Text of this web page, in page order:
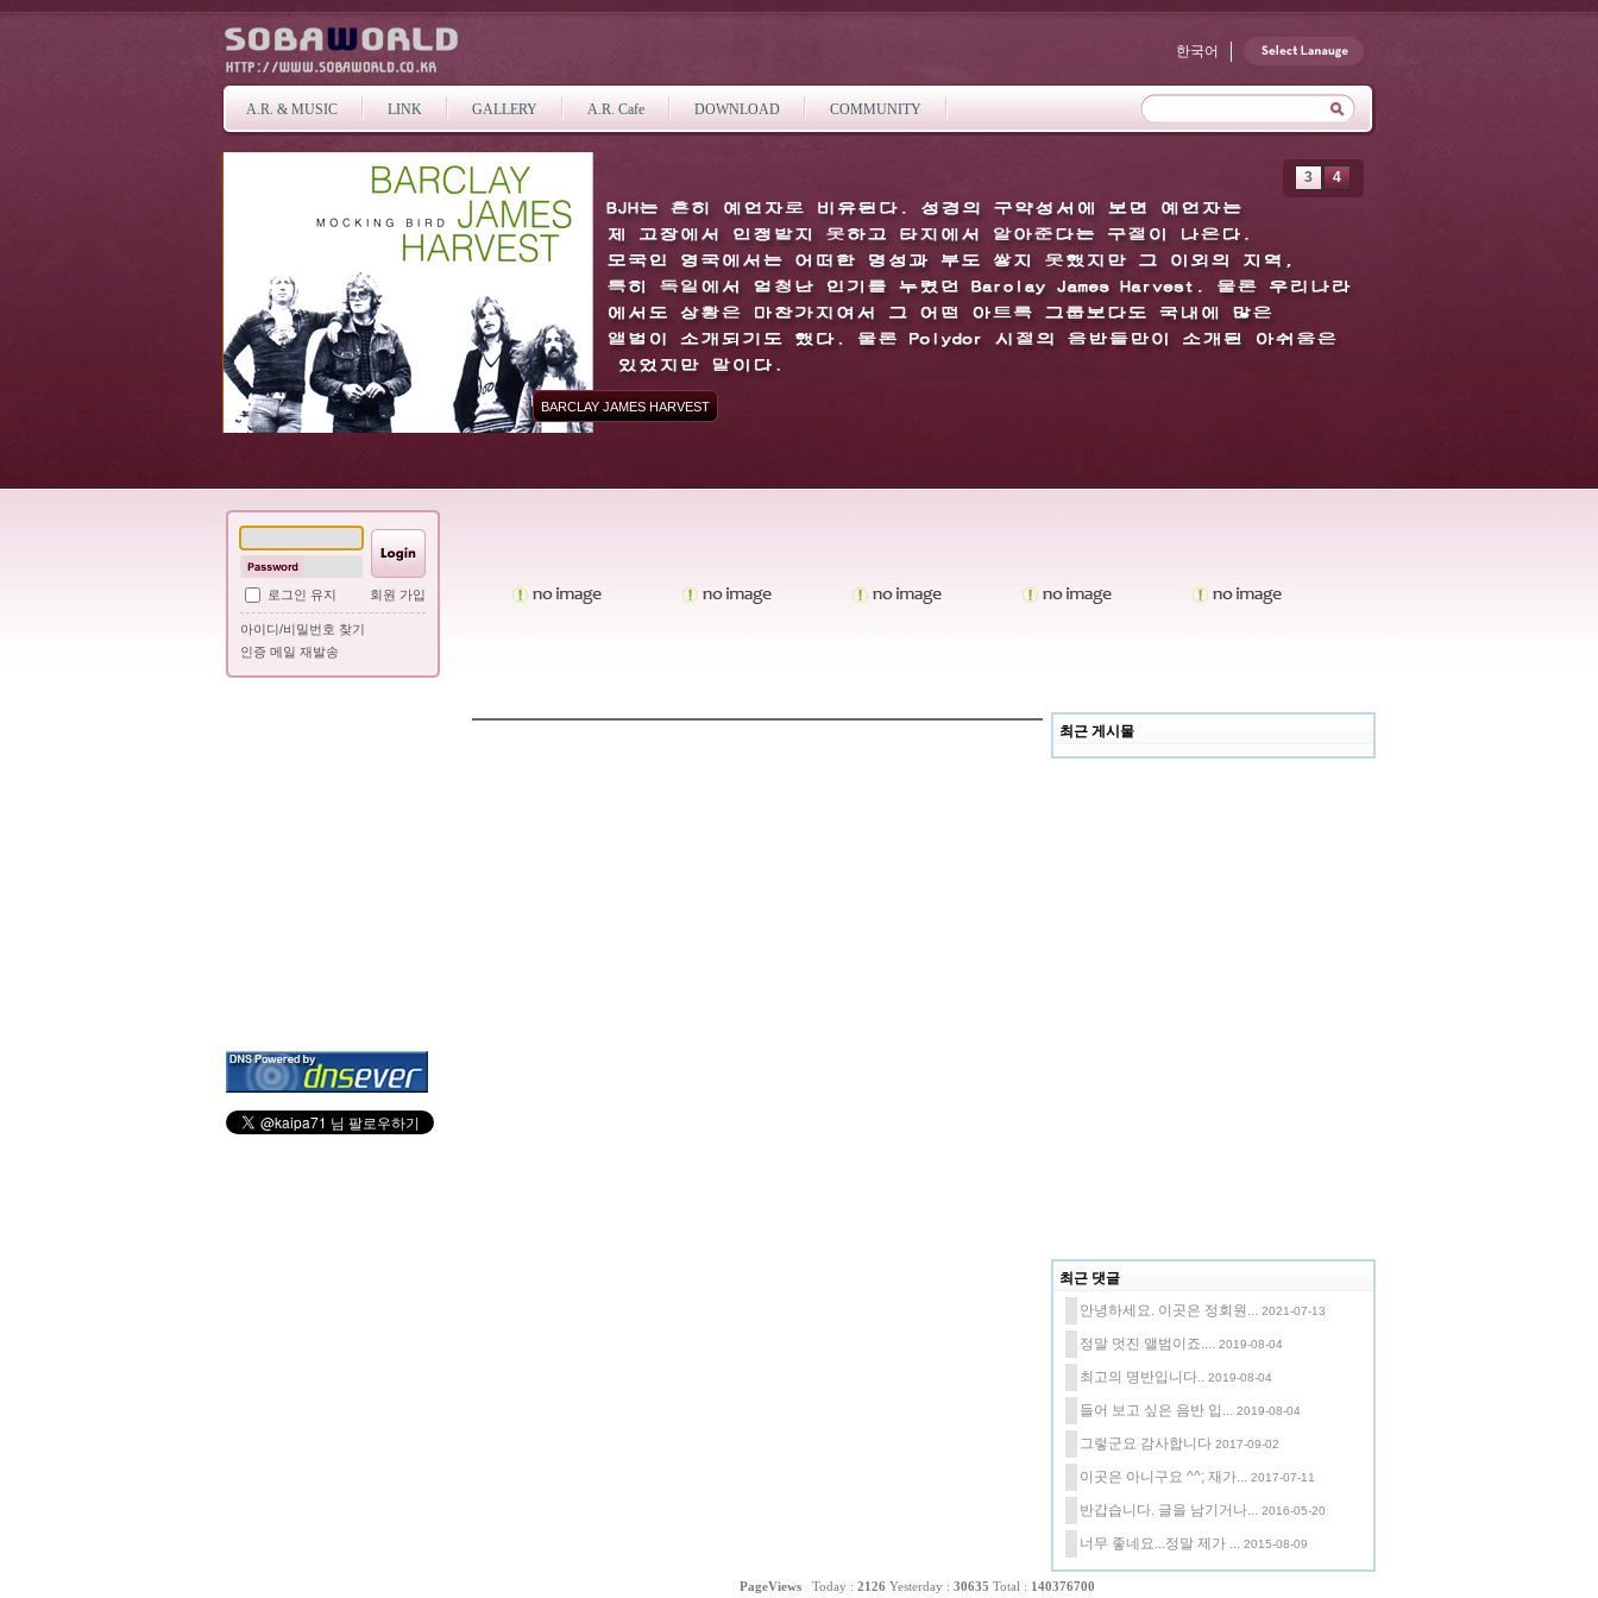
한국어
A.R. & MUSIC LINK GALLERY A.R. Cafe DOWNLOAD COMMUNITY
3 4
BARCLAY JAMES HARVEST
로그인 유지 회원 가입
아이디/비밀번호 찾기
인증 메일 재발송
최근 게시물
최근 댓글
안녕하세요. 이곳은 정회원... 2021-07-13
정말 멋진 앨범이죠.... 2019-08-04
최고의 명반입니다.. 2019-08-04
들어 보고 싶은 음반 입... 2019-08-04
그렇군요 감사합니다 2017-09-02
이곳은 아니구요 ^^; 재가... 2017-07-11
반갑습니다. 글을 남기거나... 2016-05-20
너무 좋네요...정말 제가 ... 2015-08-09
PageViews Today : 2126 Yesterday : 30635 Total : 140376700